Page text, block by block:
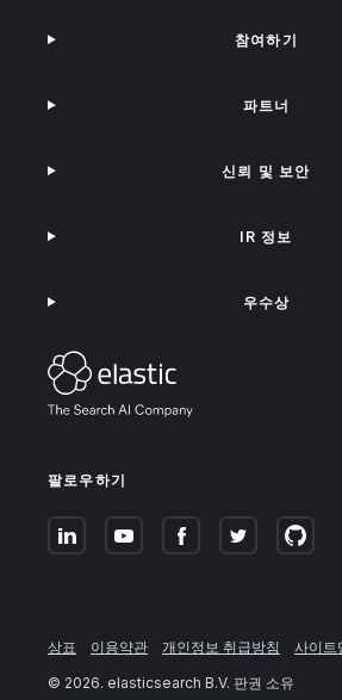
팔로우하기
참여하기
파트너
신뢰 및 보안
IR 정보
우수상
상표 이용약관 개인정보 취급방침
사이트
© 2026. elasticsearch B.V. 판권 소유